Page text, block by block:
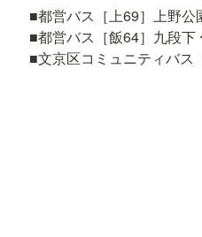
■都営バス［上69］上野
■都営バス［飯64］九段
■文京区コミュニティバス